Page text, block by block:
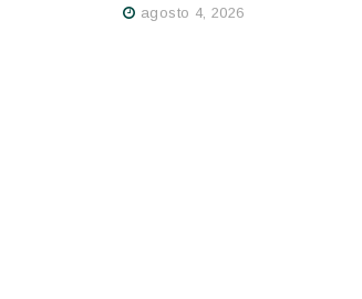
agosto 4, 2026